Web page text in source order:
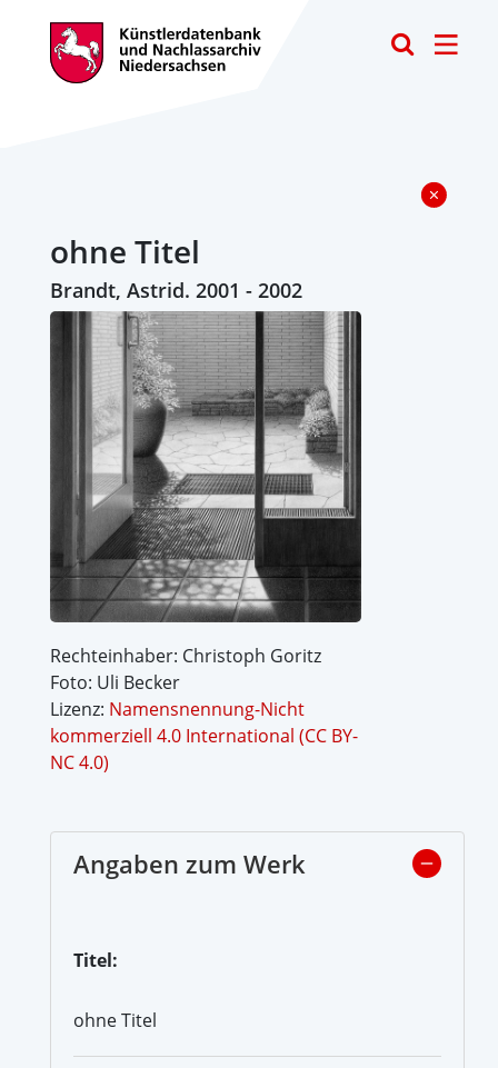
ohne Titel
Brandt, Astrid. 2001 - 2002
Rechteinhaber: Christoph Goritz
Foto: Uli Becker
Lizenz: Namensnennung-Nicht
kommerziell 4.0 International (CC BY-
NC 4.0)
Angaben zum Werk
Titel:
ohne Titel